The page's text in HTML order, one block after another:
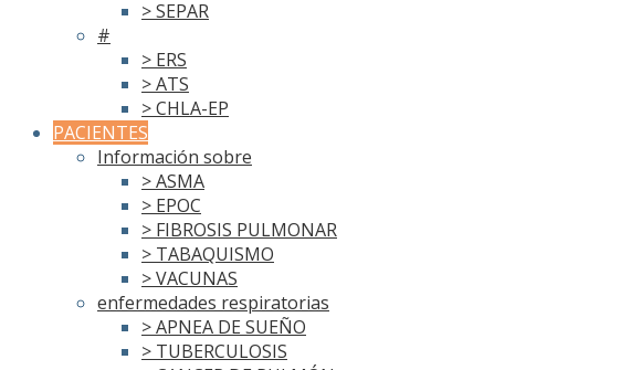
> SEPAR
#
> ERS
> ATS
> CHLA-EP
PACIENTES
Información sobre
> ASMA
> EPOC
> FIBROSIS PULMONAR
> TABAQUISMO
> VACUNAS
enfermedades respiratorias
> APNEA DE SUEÑO
> TUBERCULOSIS